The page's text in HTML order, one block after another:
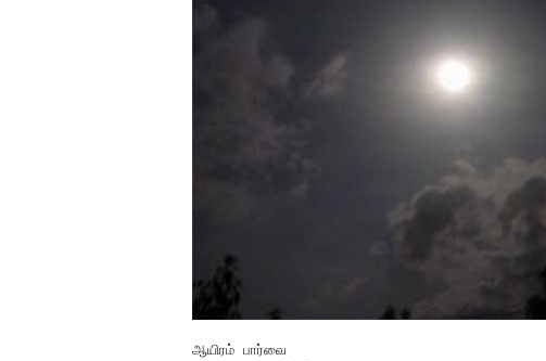
ஆயிரம் பார்வை